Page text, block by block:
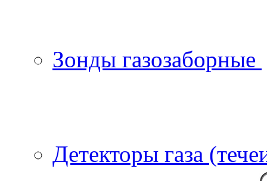
Зонды газозаборные
Детекторы газа